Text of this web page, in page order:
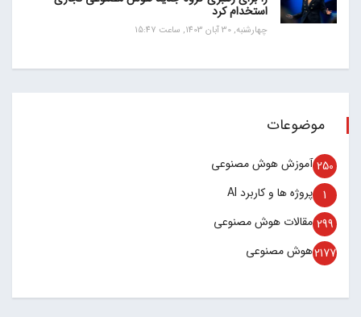
استخدام کرد
چهارشنبه, 30 آبان 1403, ساعت 15:47
موضوعات
آموزش هوش مصنوعی 250
پروژه ها و کاربرد AI 1
مقالات هوش مصنوعی 299
هوش مصنوعی2177